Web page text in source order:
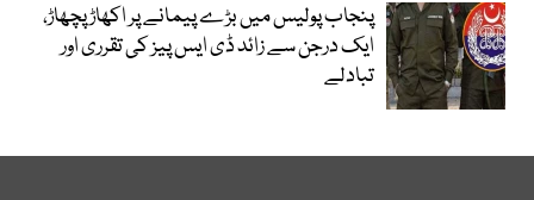
پنجاب پولیس میں بڑے پیمانے پر اکھاڑ پچھاڑ،
ایک درجن سے زائد ڈی ایس پیز کی تقرری اور
تبادلے